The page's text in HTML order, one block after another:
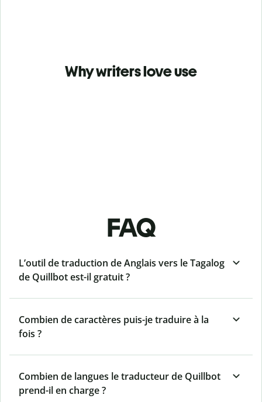
Why writers love use
FAQ
L’outil de traduction de Anglais vers le Tagalog
de Quillbot est-il gratuit ?
Combien de caractères puis-je traduire à la
fois ?
Combien de langues le traducteur de Quillbot
prend-il en charge ?